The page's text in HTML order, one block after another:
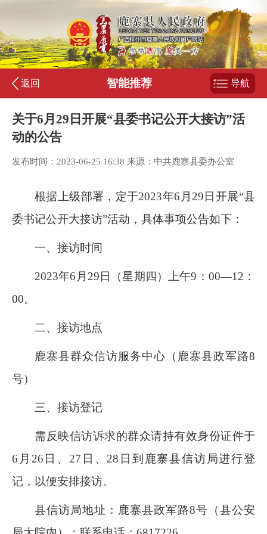
返回 智能推荐 导航
关于6月29日开展“县委书记公开大接访”活
动的公告
发布时间：2023-06-25 16:38 来源：中共鹿寨县委办公室
根据上级部署，定于2023年6月29日开展“县
委书记公开大接访”活动，具体事项公告如下：
一、接访时间
2023年6月29日（星期四）上午9：00—12：
00。
二、接访地点
鹿寨县群众信访服务中心（鹿寨县政军路8
号）
三、接访登记
需反映信访诉求的群众请持有效身份证件于
6月26日、27日、28日到鹿寨县信访局进行登
记，以便安排接访。
县信访局地址：鹿寨县政军路8号（县公安